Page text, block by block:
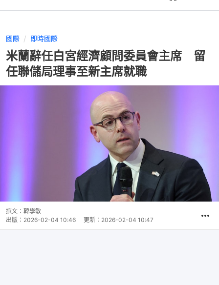
國際 即時國際
米蘭辭任白宮經濟顧問委員會主席 留
任聯儲局理事至新主席就職
撰文： 韓學敏
出版： 2026-02-04 10:46 更新： 2026-02-04 10:47